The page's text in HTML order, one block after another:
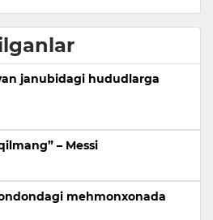
janubidagi hududlarga
– Messi
mehmonxonada